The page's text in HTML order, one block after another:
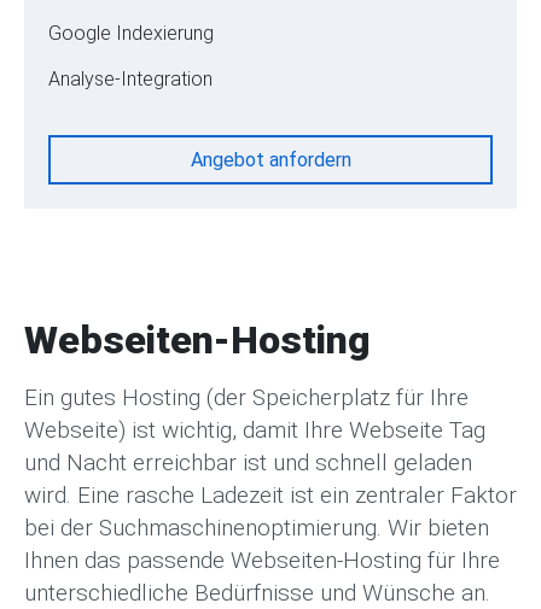
Google Indexierung
Analyse-Integration
Angebot anfordern
Webseiten-Hosting
Ein gutes Hosting (der Speicherplatz für Ihre
Webseite) ist wichtig, damit Ihre Webseite Tag
und Nacht erreichbar ist und schnell geladen
wird. Eine rasche Ladezeit ist ein zentraler Faktor
bei der Suchmaschinenoptimierung. Wir bieten
Ihnen das passende Webseiten-Hosting für Ihre
unterschiedliche Bedürfnisse und Wünsche an.